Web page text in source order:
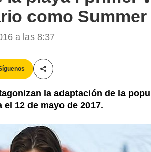
como Summer
a las 8:37
Compartir esta noticia
la adaptación de la
12 de mayo de 2017.